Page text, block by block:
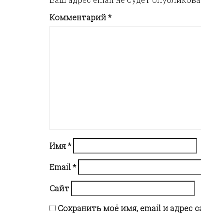
n
a
t
Комментарий*
Имя*
Email*
Сайт
Сохранить моё имя, email и адрес